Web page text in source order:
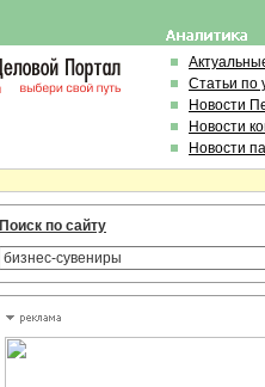
Статьи по
Новости
Новости
Новости
Поиск по сайту